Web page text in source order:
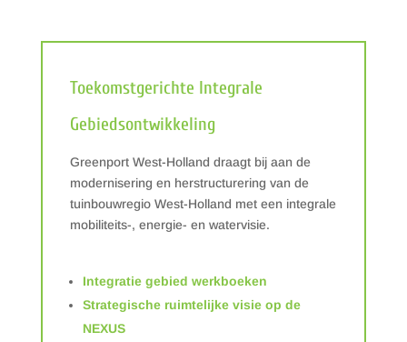
Toekomstgerichte Integrale
Gebiedsontwikkeling
Greenport West-Holland draagt bij aan de
modernisering en herstructurering van de
tuinbouwregio West-Holland met een integrale
mobiliteits-, energie- en watervisie.
Integratie gebied werkboeken
Strategische ruimtelijke visie op de
NEXUS